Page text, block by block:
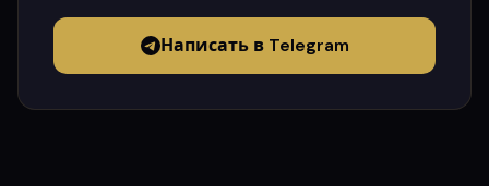
Написать в Telegram